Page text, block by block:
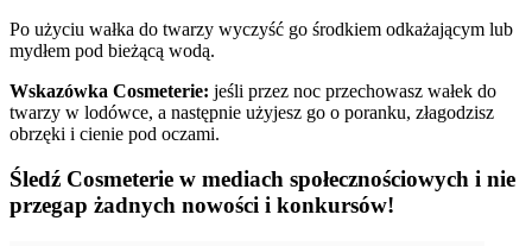
Po użyciu wałka do twarzy wyczyść go środkiem odkażającym lub
mydłem pod bieżącą wodą.
Wskazówka Cosmeterie: jeśli przez noc przechowasz wałek do
twarzy w lodówce, a następnie użyjesz go o poranku, złagodzisz
obrzęki i cienie pod oczami.
Śledź Cosmeterie w mediach społecznościowych i nie
przegap żadnych nowości i konkursów!